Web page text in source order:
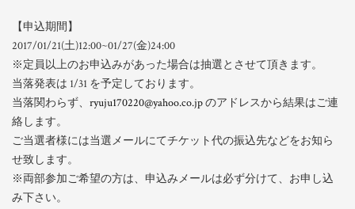
【申込期間】
2017/01/21(土)12:00~01/27(金)24:00
※定員以上のお申込みがあった場合は抽選とさせて頂きます。
当落発表は 1/31 を予定しております。
当落関わらず、 ryuju170220@yahoo.co.jpのアドレスから結果はご連
絡します。
ご当選者様には当選メールにてチケット代の振込先などをお知ら
せ致します。
※両部参加ご希望の方は、申込みメールは必ず分けて、お申し込
み下さい。